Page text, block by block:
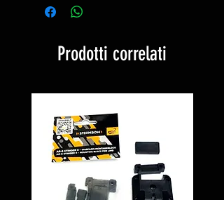
Prodotti correlati